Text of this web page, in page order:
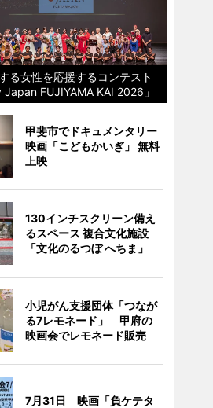
る女性を応援するコンテスト
Japan FUJIYAMA KAI 2026」
甲斐市でドキュメンタリー
映画「こどもかいぎ」 無料
上映
130インチスクリーン備え
るスペース 複合文化施設
「文化のるつぼ へちま」
小児がん支援団体「つなが
る7レモネード」 甲府の
映画会でレモネード販売
7月31日 映画「負ケテタ